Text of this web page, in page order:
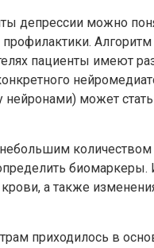
депрессии можно
пациенты имеют
может
количеством
а также
приходилось в